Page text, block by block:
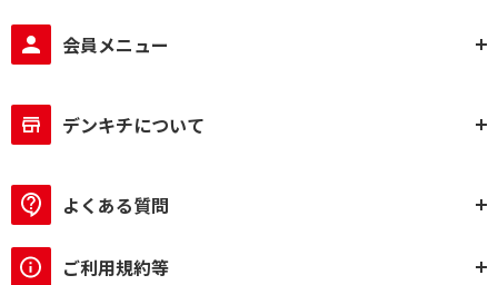
会員メニュー
デンキチについて
よくある質問
ご利用規約等